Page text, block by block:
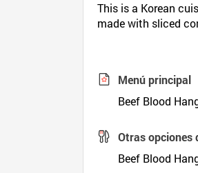
This is a Korean
made with sliced
Menú principal
Beef Blood
Otras opciones
Beef Blood